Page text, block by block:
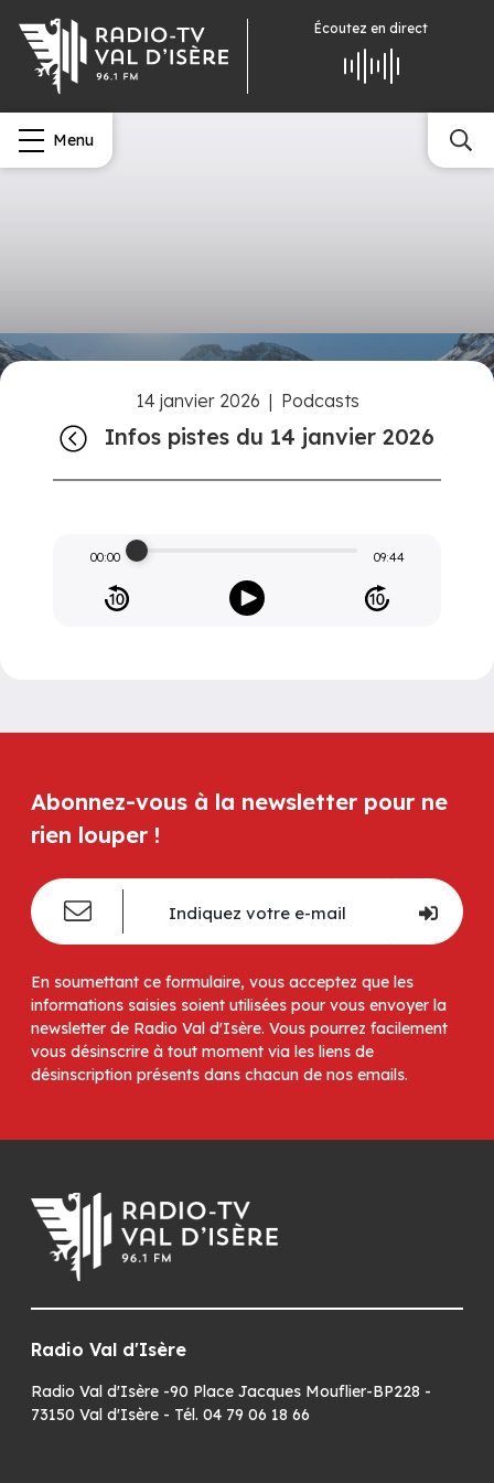
Écoutez en direct
Menu
14 janvier 2026 | Podcasts
Infos pistes du 14 janvier 2026
00:00 09:44
Abonnez-vous à la newsletter pour ne
rien louper !
En soumettant ce formulaire, vous acceptez que les
informations saisies soient utilisées pour vous envoyer la
newsletter de Radio Val d'Isère. Vous pourrez facilement
vous désinscrire à tout moment via les liens de
désinscription présents dans chacun de nos emails.
Radio Val d'Isère
Radio Val d'Isère -90 Place Jacques Mouflier-BP228 -
73150 Val d'Isère - Tél. 04 79 06 18 66